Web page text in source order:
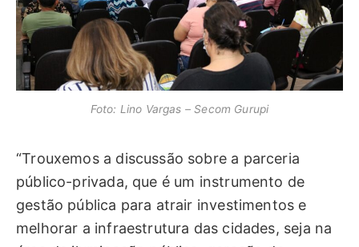
Foto: Lino Vargas – Secom Gurupi
“Trouxemos a discussão sobre a parceria
público-privada, que é um instrumento de
gestão pública para atrair investimentos e
melhorar a infraestrutura das cidades, seja na